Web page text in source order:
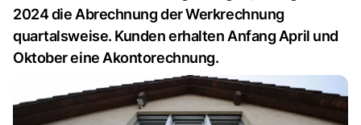
2024 die Abrechnung der Werkrechnung
quartalsweise. Kunden erhalten Anfang April und
Oktober eine Akontorechnung.